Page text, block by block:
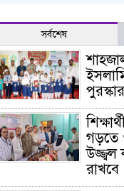
সর্বশেষ
গড়তে